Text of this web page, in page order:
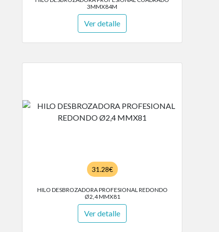
3MMX84M
Ver detalle
31.28€
HILO DESBROZADORA PROFESIONAL REDONDO
Ø2,4 MMX81
Ver detalle